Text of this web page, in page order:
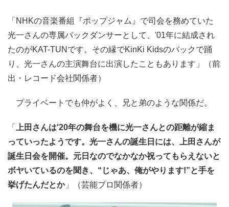
「NHKの音楽番組『ポップジャム』で司会を務めていた
光一さんの専属バックダンサーとして、'01年に結成され
たのがKAT-TUNです。その縁でKinKi Kidsのバックで踊
り、光一さんの主演舞台に出演したこともあります」（前
出・レコード会社関係者）
プライベートでも仲がよく、兄と弟のような関係だ。
「
上田さんは'20年の舞台を機に光一さんとの距離が縮ま
っていったようです。光一さんの誕生日には、上田さんが
誕生日会を開催。元日なのでなかなか祝ってもらえないと
ボヤいているのを聞き、“じゃあ、俺がやります!”と手を
挙げたんだとか」（芸能プロ関係者）